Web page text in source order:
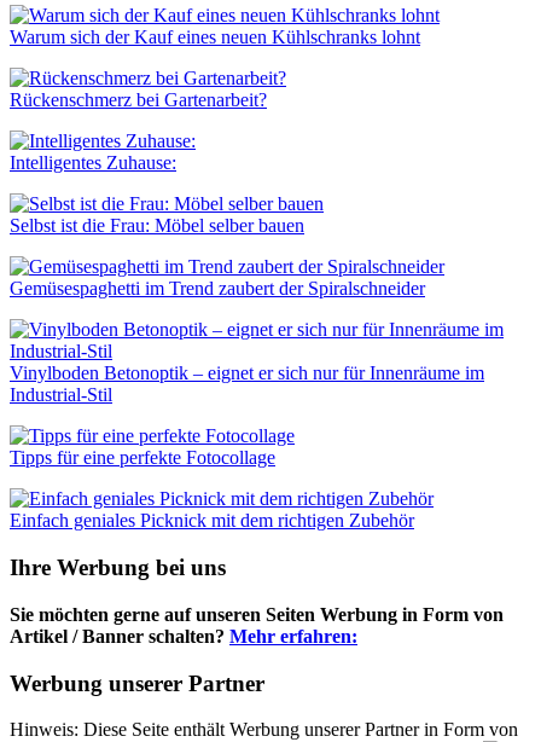
Warum sich der Kauf eines neuen Kühlschranks lohnt
Rückenschmerz bei Gartenarbeit?
Intelligentes Zuhause:
Selbst ist die Frau: Möbel selber bauen
Gemüsespaghetti im Trend zaubert der Spiralschneider
Vinylboden Betonoptik – eignet er sich nur für Innenräume im
Industrial-Stil
Tipps für eine perfekte Fotocollage
Einfach geniales Picknick mit dem richtigen Zubehör
Ihre Werbung bei uns
Sie möchten gerne auf unseren Seiten Werbung in Form von
Artikel / Banner schalten? Mehr erfahren:
Werbung unserer Partner
Hinweis: Diese Seite enthält Werbung unserer Partner in Form von